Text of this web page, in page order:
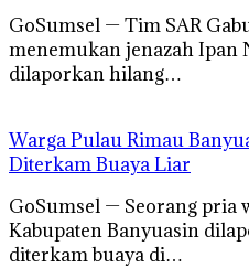
GoSumsel — Tim SAR
menemukan jenazah Ipan
dilaporkan hilang…
Warga Pulau Rimau
Diterkam Buaya Liar
GoSumsel — Seorang pria
Kabupaten Banyuasin
diterkam buaya di…